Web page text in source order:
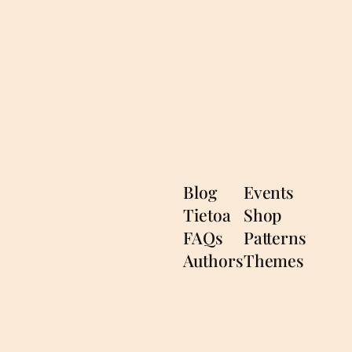
Blog
Tietoa
FAQs
Authors
Events
Shop
Patterns
Themes